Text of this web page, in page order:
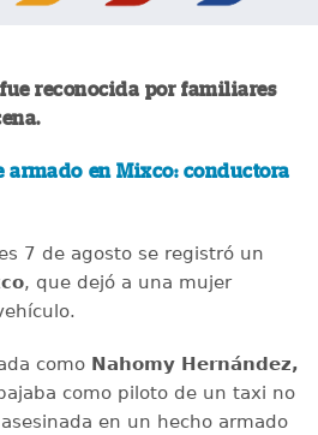
reconocida por familiares
armado en Mixco: conductora
7 de agosto se registró un
, que dejó a una mujer
como Nahomy Hernández,
como piloto de un taxi no
en un hecho armado